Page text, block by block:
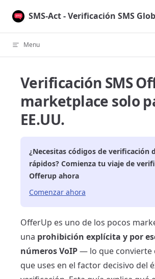
Skip to content
SMS-Act - Verificación SMS
Menu
Verificación SMS
marketplace solo
EE.UU.
¿Necesitas códigos de verificación
rápidos? Comienza tu viaje de
Offerup ahora
Comenzar ahora
OfferUp es uno de los pocos
una prohibición explícita y por
números VoIP— lo que convierte
que uses en el factor decisivo del